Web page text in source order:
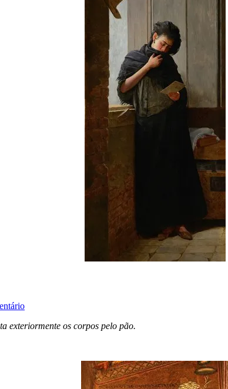
exteriormente os corpos pelo pão.